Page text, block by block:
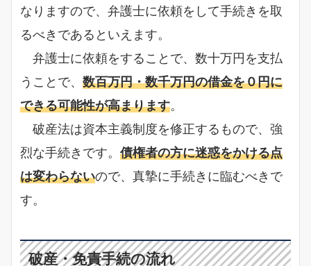
なりますので、弁護士に依頼をして手続きを取
るべきであるといえます。
弁護士に依頼をすることで、数十万円を支払
うことで、 数百万円・数千万円の借金を０円に
できる可能性が高まります。
破産法は資本主義制度を修正するもので、強
烈な手続きです。 債権者の方に迷惑をかける点
は変わらないので、真摯に手続きに臨むべきで
す。
破産・免責手続の流れ